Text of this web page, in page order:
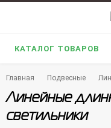
КАТАЛОГ ТОВАРОВ
Главная Подвесные
Линейные
светильники